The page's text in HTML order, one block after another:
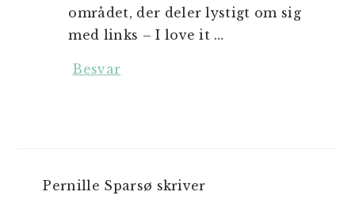
området, der deler lystigt om sig
med links – I love it …
Besvar
Pernille Sparsø skriver